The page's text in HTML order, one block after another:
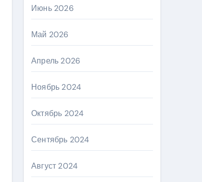
Июнь 2026
Май 2026
Апрель 2026
Ноябрь 2024
Октябрь 2024
Сентябрь 2024
Август 2024